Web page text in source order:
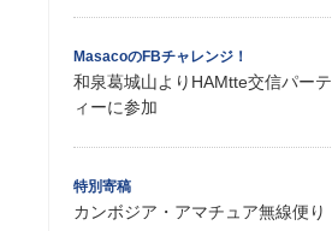
MasacoのFBチャレンジ！
和泉葛城山よりHAMtte交信パーテ
ィーに参加
特別寄稿
カンボジア・アマチュア無線便り